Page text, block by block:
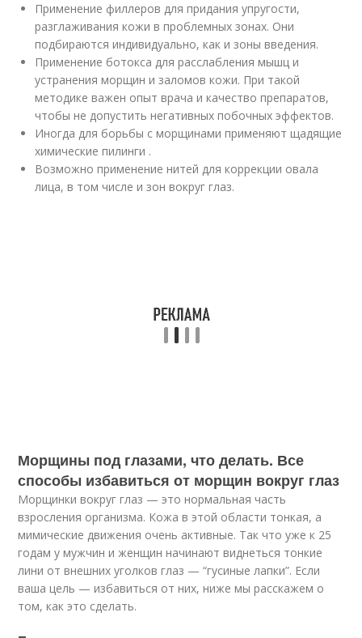
Применение филлеров для придания упругости,
разглаживания кожи в проблемных зонах. Они
подбираются индивидуально, как и зоны введения.
Применение ботокса для расслабления мышц и
устранения морщин и заломов кожи. При такой
методике важен опыт врача и качество препаратов,
чтобы не допустить негативных побочных эффектов.
Иногда для борьбы с морщинами применяют щадящие
химические пилинги .
Возможно применение нитей для коррекции овала
лица, в том числе и зон вокруг глаз.
Морщины под глазами, что делать. Все
способы избавиться от морщин вокруг глаз
Морщинки вокруг глаз — это нормальная часть
взросления организма. Кожа в этой области тонкая, а
мимические движения очень активные. Так что уже к 25
годам у мужчин и женщин начинают виднеться тонкие
лини от внешних уголков глаз — “гусиные лапки”. Если
ваша цель — избавиться от них, ниже мы расскажем о
том, как это сделать.